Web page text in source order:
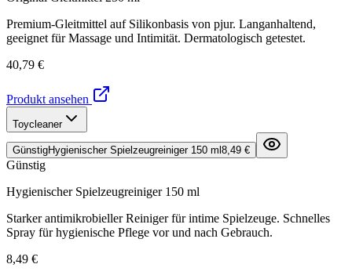
Premium-Gleitmittel auf Silikonbasis von pjur. Langanhaltend,
geeignet für Massage und Intimität. Dermatologisch getestet.
40,79 €
Produkt ansehen
Toycleaner
GünstigHygienischer Spielzeugreiniger 150 ml 8,49 €
Günstig
Hygienischer Spielzeugreiniger 150 ml
Starker antimikrobieller Reiniger für intime Spielzeuge. Schnelles
Spray für hygienische Pflege vor und nach Gebrauch.
8,49 €